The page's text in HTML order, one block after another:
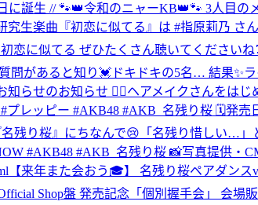
に誕生 // 🐾👑令和のニャーKB👑🐾 3人目
究生楽曲『初恋に似てる』は #指原莉乃 さ
恋に似てる ぜひたくさん聴いてくださいね
問があると知り💓ドキドキの5名… 結果✨
知らせのお知らせ 💆‍♀️ヘアメイクさんをは
プレッピー #AKB48 #AKB_名残り桜 🗓発売
残り桜』にちなんで😢「名残り惜しい…
#AKB48 #AKB_名残り桜 📸写真提供・
【来年また会おう🎓】 名残り桜ペアダンス
Shop盤 発売記念「個別握手会」 会